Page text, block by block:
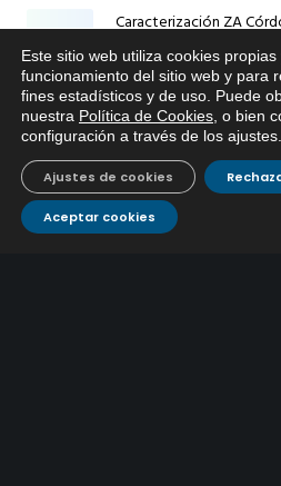
Caracterización ZA
2026
9 julio, 2026
Caracterización ZA
Sem 2026
Caracterización ZA
9 julio, 2026
Este sitio web utiliza cookies
funcionamiento del sitio web y para
fines estadísticos y de uso. Puede
nuestra Política de Cookies , o bien
configuración a través de los ajustes
Aceptar cookies
Ajustes de cookies